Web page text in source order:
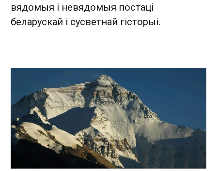
вядомыя і невядомыя постаці
беларускай і сусветнай гісторыі.